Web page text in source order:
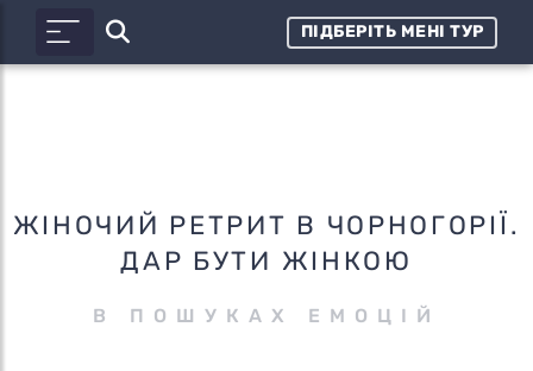
ПІДБЕРІТЬ МЕНІ ТУР
ЖІНОЧИЙ РЕТРИТ В ЧОРНОГОРІЇ.
ДАР БУТИ ЖІНКОЮ
В ПОШУКАХ ЕМОЦІЙ